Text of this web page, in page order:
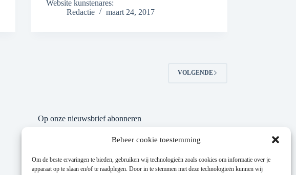
Beheer cookie toestemming
Om de beste ervaringen te bieden, gebruiken wij technologieën zoals cookies om informatie over je
apparaat op te slaan en/of te raadplegen. Door in te stemmen met deze technologieën kunnen wij
Website kunstenares:
Redactie
maart 24, 2017
VOLGENDE
Op onze nieuwsbrief abonneren